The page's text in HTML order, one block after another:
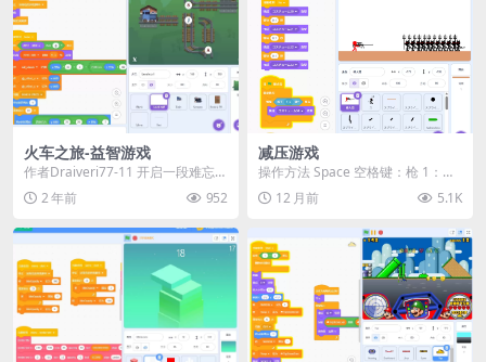
火车之旅-益智游戏
作者Draiveri77-11 开启一段难忘的
火车之旅，穿越6个不同的世界，挑
战...2 年前 952
减压游戏
操作方法 Space 空格键：枪 1：大
炮 2：龟派气功 3：炸弹 4：剑
5：...12 月前 5.1K